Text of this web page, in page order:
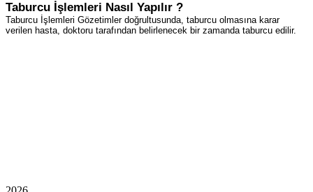
Taburcu İşlemleri Nasıl Yapılır ?
Taburcu İşlemleri Gözetimler doğrultusunda, taburcu olmasına karar
verilen hasta, doktoru tarafından belirlenecek bir zamanda taburcu edilir.